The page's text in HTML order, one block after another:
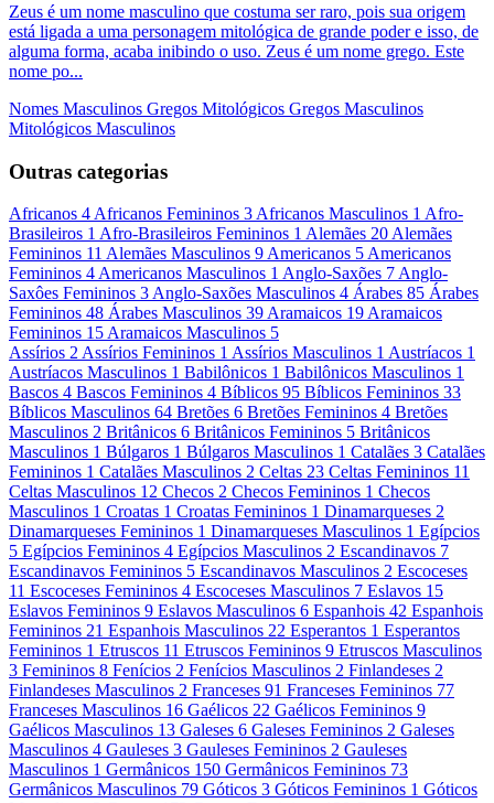
Zeus é um nome masculino que costuma ser raro, pois sua origem
está ligada a uma personagem mitológica de grande poder e isso, de
alguma forma, acaba inibindo o uso. Zeus é um nome grego. Este
nome po...
Nomes Masculinos Gregos Mitológicos Gregos Masculinos
Mitológicos Masculinos
Outras categorias
Africanos 4 Africanos Femininos 3 Africanos Masculinos 1 Afro-
Brasileiros 1 Afro-Brasileiros Femininos 1 Alemães 20 Alemães
Femininos 11 Alemães Masculinos 9 Americanos 5 Americanos
Femininos 4 Americanos Masculinos 1 Anglo-Saxões 7 Anglo-
Saxôes Femininos 3 Anglo-Saxões Masculinos 4 Árabes 85 Árabes
Femininos 48 Árabes Masculinos 39 Aramaicos 19 Aramaicos
Femininos 15 Aramaicos Masculinos 5
Assírios 2 Assírios Femininos 1 Assírios Masculinos 1 Austríacos 1
Austríacos Masculinos 1 Babilônicos 1 Babilônicos Masculinos 1
Bascos 4 Bascos Femininos 4 Bíblicos 95 Bíblicos Femininos 33
Bíblicos Masculinos 64 Bretões 6 Bretões Femininos 4 Bretões
Masculinos 2 Britânicos 6 Britânicos Femininos 5 Britânicos
Masculinos 1 Búlgaros 1 Búlgaros Masculinos 1 Catalães 3 Catalães
Femininos 1 Catalães Masculinos 2 Celtas 23 Celtas Femininos 11
Celtas Masculinos 12 Checos 2 Checos Femininos 1 Checos
Masculinos 1 Croatas 1 Croatas Femininos 1 Dinamarqueses 2
Dinamarqueses Femininos 1 Dinamarqueses Masculinos 1 Egípcios
5 Egípcios Femininos 4 Egípcios Masculinos 2 Escandinavos 7
Escandinavos Femininos 5 Escandinavos Masculinos 2 Escoceses
11 Escoceses Femininos 4 Escoceses Masculinos 7 Eslavos 15
Eslavos Femininos 9 Eslavos Masculinos 6 Espanhois 42 Espanhois
Femininos 21 Espanhois Masculinos 22 Esperantos 1 Esperantos
Femininos 1 Etruscos 11 Etruscos Femininos 9 Etruscos Masculinos
3 Femininos 8 Fenícios 2 Fenícios Masculinos 2 Finlandeses 2
Finlandeses Masculinos 2 Franceses 91 Franceses Femininos 77
Franceses Masculinos 16 Gaélicos 22 Gaélicos Femininos 9
Gaélicos Masculinos 13 Galeses 6 Galeses Femininos 2 Galeses
Masculinos 4 Gauleses 3 Gauleses Femininos 2 Gauleses
Masculinos 1 Germânicos 150 Germânicos Femininos 73
Germânicos Masculinos 79 Góticos 3 Góticos Femininos 1 Góticos